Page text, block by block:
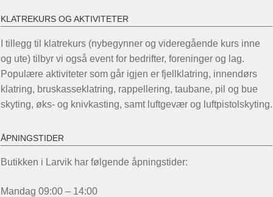
KLATREKURS OG AKTIVITETER
I tillegg til klatrekurs (nybegynner og videregående kurs inne
og ute) tilbyr vi også event for bedrifter, foreninger og lag.
Populære aktiviteter som går igjen er fjellklatring, innendørs
klatring, bruskasseklatring, rappellering, taubane, pil og bue
skyting, øks- og knivkasting, samt luftgevær og luftpistolskyting.
ÅPNINGSTIDER
Butikken i Larvik har følgende åpningstider:
Mandag 09:00 – 14:00